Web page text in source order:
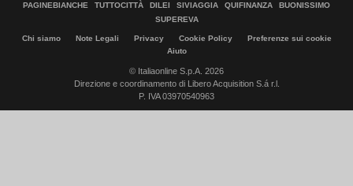
PAGINEBIANCHE
TUTTOCITTÀ DILEI SIVIAGGIA QUIFINANZA
BUONISSIMO
SUPEREVA
Chi siamo Note Legali Privacy Cookie Policy
Preferenze sui cookie
Aiuto
© Italiaonline S.p.A. 2026
Direzione e coordinamento di Libero Acquisition S.á r.l.
P. IVA 03970540963